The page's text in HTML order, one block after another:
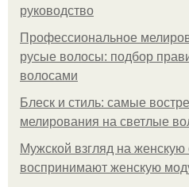
руководство
Профессиональное
русые волосы: подбор
волосами
Блеск и стиль: самые
мелирования на светлые
Мужской взгляд на
воспринимают женскую